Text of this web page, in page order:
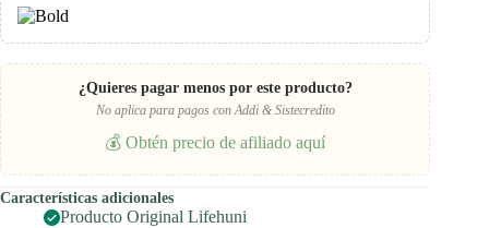
¿Quieres pagar menos por este producto?
No aplica para pagos con Addi & Sistecredito
💰 Obtén precio de afiliado aquí
Características adicionales
Producto Original Lifehuni